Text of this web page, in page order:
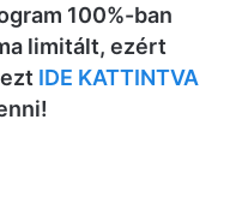
100%-ban
limitált, ezért
IDE KATTINTVA